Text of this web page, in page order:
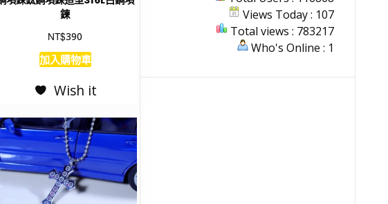
鍊
NT$390
加入購物車
Wish it
Views Today : 107
Total views : 783217
Who's Online : 1